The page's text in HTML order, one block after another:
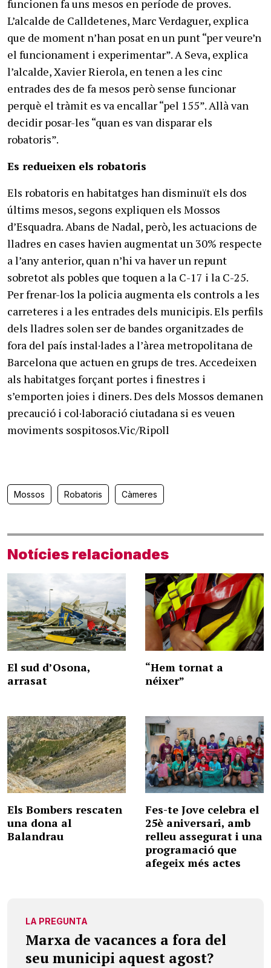
funcionen fa uns mesos en període de proves.
L’alcalde de Calldetenes, Marc Verdaguer, explica
que de moment n’han posat en un punt “per veure’n
el funcionament i experimentar”. A Seva, explica
l’alcalde, Xavier Rierola, en tenen a les cinc
entrades des de fa mesos però sense funcionar
perquè el tràmit es va encallar “pel 155”. Allà van
decidir posar-les “quan es van disparar els
robatoris”.
Es redueixen els robatoris
Els robatoris en habitatges han disminuït els dos
últims mesos, segons expliquen els Mossos
d’Esquadra. Abans de Nadal, però, les actuacions de
lladres en cases havien augmentat un 30% respecte
a l’any anterior, quan n’hi va haver un repunt
sobretot als pobles que toquen a la C-17 i la C-25.
Per frenar-los la policia augmenta els controls a les
carreteres i a les entrades dels municipis. Els perfils
dels lladres solen ser de bandes organitzades de
fora del país instal·lades a l’àrea metropolitana de
Barcelona que actuen en grups de tres. Accedeixen
als habitatges forçant portes i finestres i
s’emporten joies i diners. Des dels Mossos demanen
precaució i col·laboració ciutadana si es veuen
moviments sospitosos.Vic/Ripoll
Mossos Robatoris Càmeres
Notícies relacionades
El sud d’Osona,
arrasat
“Hem tornat a
néixer”
Els Bombers rescaten
una dona al
Balandrau
Fes-te Jove celebra el
25è aniversari, amb
relleu assegurat i una
programació que
afegeix més actes
LA PREGUNTA
Marxa de vacances a fora del
seu municipi aquest agost?